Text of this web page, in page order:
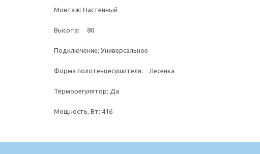
Монтаж: Настенный
Высота: 80
Подключение: Универсальное
Форма полотенцесушителя: Лесенка
Терморегулятор: Да
Мощность, Вт: 416